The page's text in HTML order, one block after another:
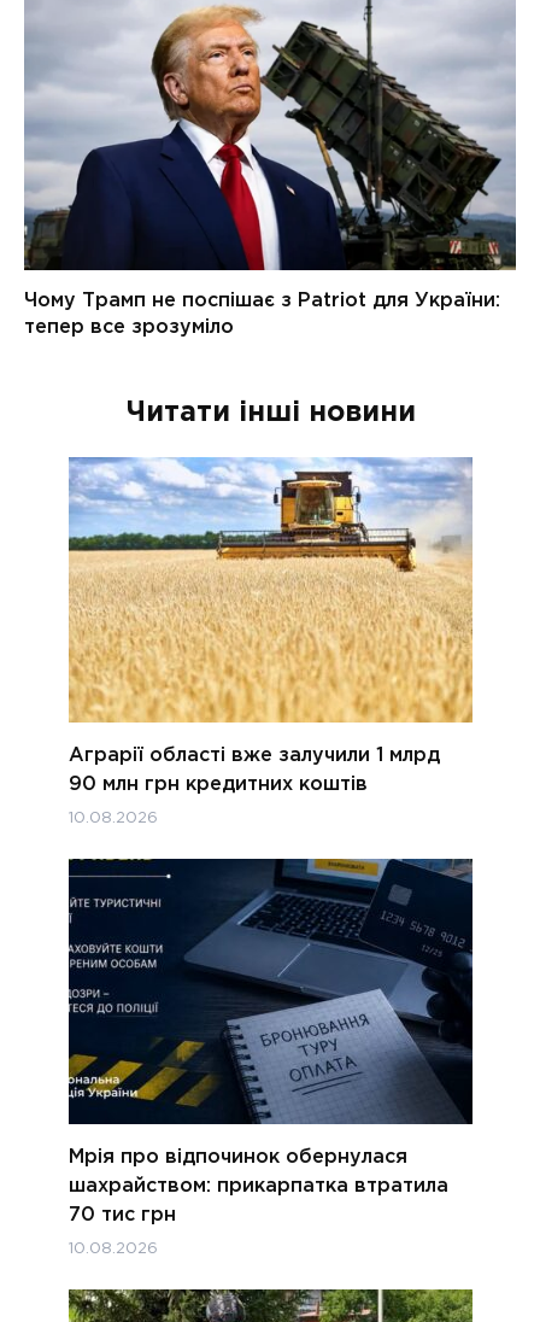
Читати інші новини
Аграрії області вже залучили 1 млрд
90 млн грн кредитних коштів
10.08.2026
Мрія про відпочинок обернулася
шахрайством: прикарпатка втратила
70 тис грн
10.08.2026